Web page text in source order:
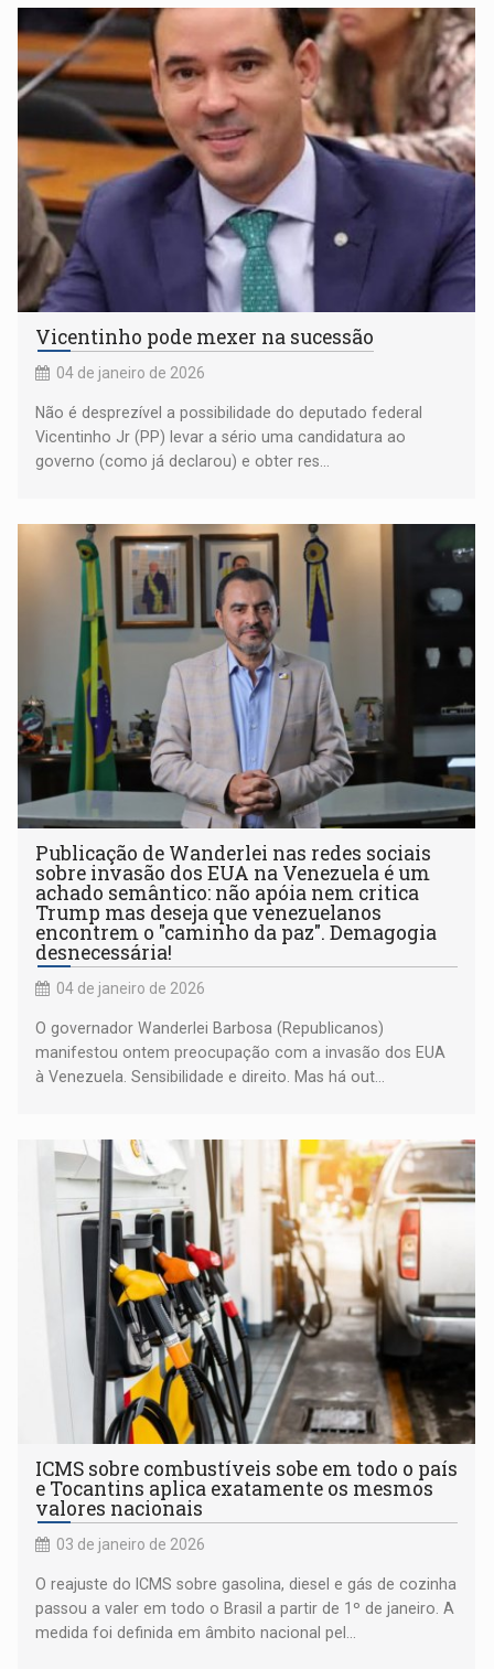
Vicentinho pode mexer na sucessão
04 de janeiro de 2026
Não é desprezível a possibilidade do deputado federal
Vicentinho Jr (PP) levar a sério uma candidatura ao
governo (como já declarou) e obter res...
Publicação de Wanderlei nas redes sociais
sobre invasão dos EUA na Venezuela é um
achado semântico: não apóia nem critica
Trump mas deseja que venezuelanos
encontrem o "caminho da paz". Demagogia
desnecessária!
04 de janeiro de 2026
O governador Wanderlei Barbosa (Republicanos)
manifestou ontem preocupação com a invasão dos EUA
à Venezuela. Sensibilidade e direito. Mas há out...
ICMS sobre combustíveis sobe em todo o país
e Tocantins aplica exatamente os mesmos
valores nacionais
03 de janeiro de 2026
O reajuste do ICMS sobre gasolina, diesel e gás de cozinha
passou a valer em todo o Brasil a partir de 1º de janeiro. A
medida foi definida em âmbito nacional pel...